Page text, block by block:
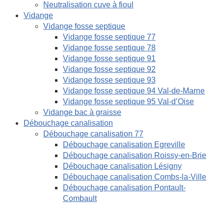
Neutralisation cuve à fioul
Vidange
Vidange fosse septique
Vidange fosse septique 77
Vidange fosse septique 78
Vidange fosse septique 91
Vidange fosse septique 92
Vidange fosse septique 93
Vidange fosse septique 94 Val-de-Marne
Vidange fosse septique 95 Val-d’Oise
Vidange bac à graisse
Débouchage canalisation
Débouchage canalisation 77
Débouchage canalisation Egreville
Débouchage canalisation Roissy-en-Brie
Débouchage canalisation Lésigny
Débouchage canalisation Combs-la-Ville
Débouchage canalisation Pontault-
Combault